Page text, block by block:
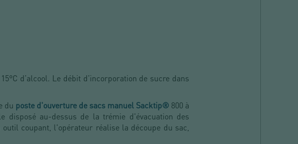
d’alcool. Le débit d’incorporation de sucre dans
du poste d'ouverture de sacs manuel Sacktip®800 à
au-dessus de la trémie d'évacuation des
coupant, l'opérateur réalise la découpe du sac,